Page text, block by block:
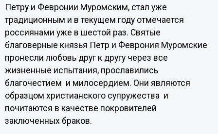
Петру и Февронии Муромским, стал уже
традиционным и в текущем году отмечается
россиянами уже в шестой раз. Святые
благоверные князья Петр и Феврония Муромские
пронесли любовь друг к другу через все
жизненные испытания, прославились
благочестием и милосердием. Они являются
образцом христианского супружества и
почитаются в качестве покровителей
заключенных браков.